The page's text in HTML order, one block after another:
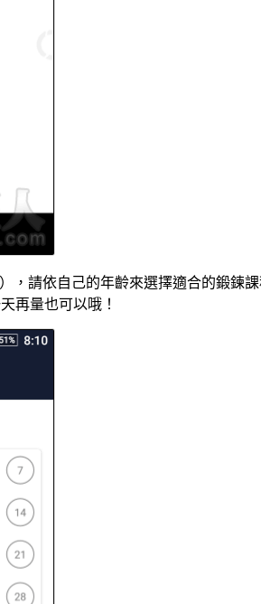
請依自己的年齡來選擇適合的鍛鍊
再量也可以哦！